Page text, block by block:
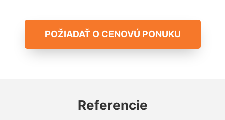
POŽIADAŤ O CENOVÚ PONUKU
Referencie